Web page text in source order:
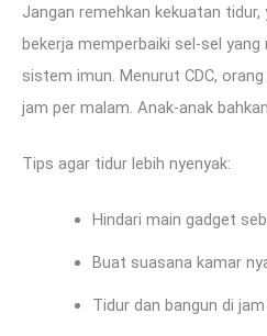
Jangan remehkan kekuatan
bekerja memperbaiki sel-sel
sistem imun. Menurut CDC,
jam per malam. Anak-anak
Tips agar tidur lebih nyenyak:
Hindari main gadget
Buat suasana kamar
Tidur dan bangun di